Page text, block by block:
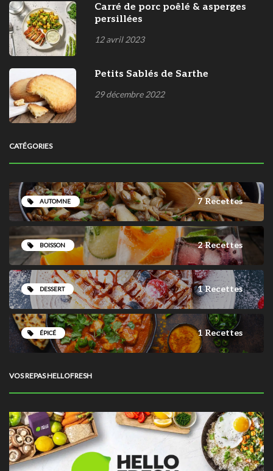
Carré de porc poêlé & asperges
persillées
12 avril 2023
Petits Sablés de Sarthe
29 décembre 2022
CATÉGORIES
AUTOMNE 7 Recettes
BOISSON 2 Recettes
DESSERT 1 Recettes
ÉPICÉ 1 Recettes
VOS REPAS HELLOFRESH